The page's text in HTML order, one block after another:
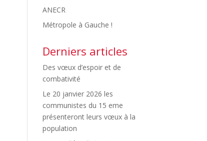
ANECR
Métropole à Gauche !
Derniers articles
Des vœux d’espoir et de
combativité
Le 20 janvier 2026 les
communistes du 15 eme
présenteront leurs vœux à la
population